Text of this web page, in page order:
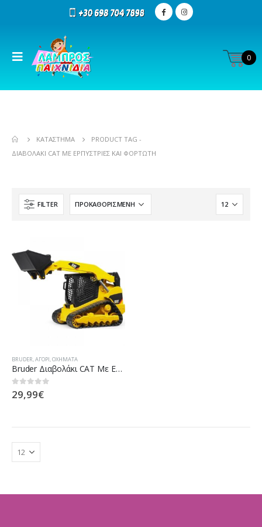
0
ΚΑΤΆΣΤΗΜΑ
PRODUCT TAG -
ΔΙΑΒΟΛΆΚΙ CAT ΜΕ ΕΡΠΎΣΤΡΙΕΣ ΚΑΙ ΦΟΡΤΩΤΉ
FILTER
BRUDER ΑΓΌΡΙ ΟΧΉΜΑΤΑ
Bruder Διαβολάκι CAT Με Ερπύστριες & Φορτωτή BR002136
0out of 5
29,99€